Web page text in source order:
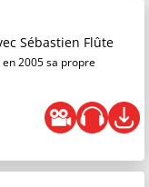
Sébastien Flûte
en 2005 sa propre